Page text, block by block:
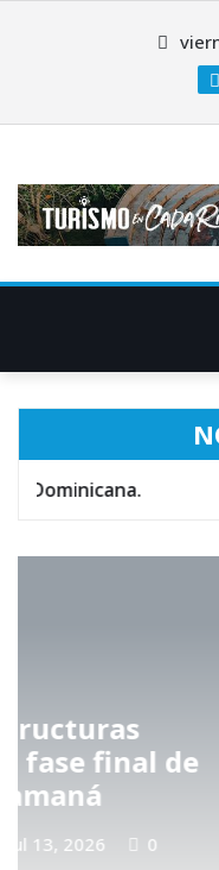
Más de 83
Piden a
Boulevard
De Interés